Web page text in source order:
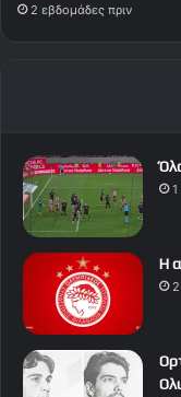
2 εβδομάδες πριν
1
Η